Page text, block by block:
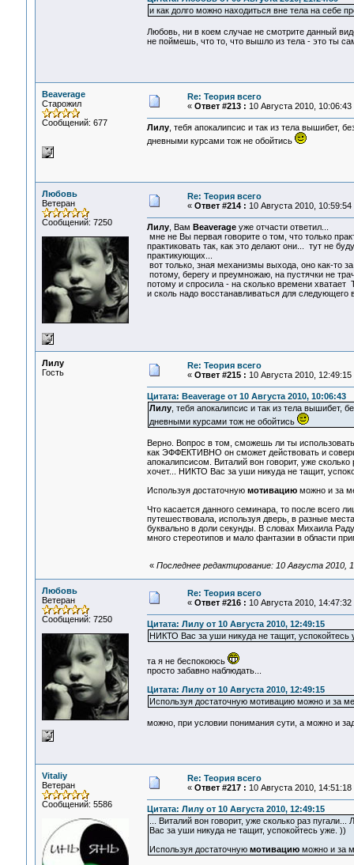
и как долго можно находиться вне тела на себе
Любовь, ни в коем случае не смотрите данный
не поймешь, что то, что вышло из тела - это ты
Beaverage
Старожил
Сообщений: 677
Re: Теория всего
« Ответ #213 : 10 Августа 2010, 10:06:43
Лилу, тебя апокалипсис и так из тела вышибет,
дневными курсами тож не обойтись
Любовь
Ветеран
Сообщений: 7250
Re: Теория всего
« Ответ #214 : 10 Августа 2010, 10:59:54
Лилу, Вам Beaverageуже отчасти ответил...
мне не Вы первая говорите о том, что только
практиковать так, как это делают они... тут не
практикующих...
вот только, зная механизмы выхода, оно как-то
потому, берегу и преумножаю, на пустячки не
потому и спросила - на сколько времени
и сколь надо восстанавливаться для следующего
Лилу
Гость
Re: Теория всего
« Ответ #215 : 10 Августа 2010, 12:49:15
Цитата: Beaverage от 10 Августа 2010, 10:06:43
Лилу, тебя апокалипсис и так из тела вышибет,
дневными курсами тож не обойтись
Верно. Вопрос в том, сможешь ли ты
как ЭФФЕКТИВНО он сможет действовать и
апокалипсисом. Виталий вон говорит, уже
хочет... НИКТО Вас за уши никуда не тащит,
Используя достаточную мотивациюможно и за
Что касается данного семинара, то после всего
путешествовала, используя дверь, в разные
буквально в доли секунды. В словах Михаила
много стереотипов и мало фантазии в области
« Последнее редактирование: 10 Августа 2010,
Любовь
Ветеран
Сообщений: 7250
Re: Теория всего
« Ответ #216 : 10 Августа 2010, 14:47:32
Цитата: Лилу от 10 Августа 2010, 12:49:15
НИКТО Вас за уши никуда не тащит, успокойтесь
та я не беспокоюсь
просто забавно наблюдать...
Цитата: Лилу от 10 Августа 2010, 12:49:15
Используя достаточную мотивацию можно и за
можно, при условии понимания сути, а можно и
Vitaliy
Ветеран
Сообщений: 5586
Re: Теория всего
« Ответ #217 : 10 Августа 2010, 14:51:18
Цитата: Лилу от 10 Августа 2010, 12:49:15
... Виталий вон говорит, уже сколько раз
Вас за уши никуда не тащит, успокойтесь уже. ))
Используя достаточную мотивациюможно и за